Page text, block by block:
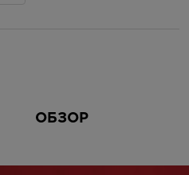
ОБЗОР